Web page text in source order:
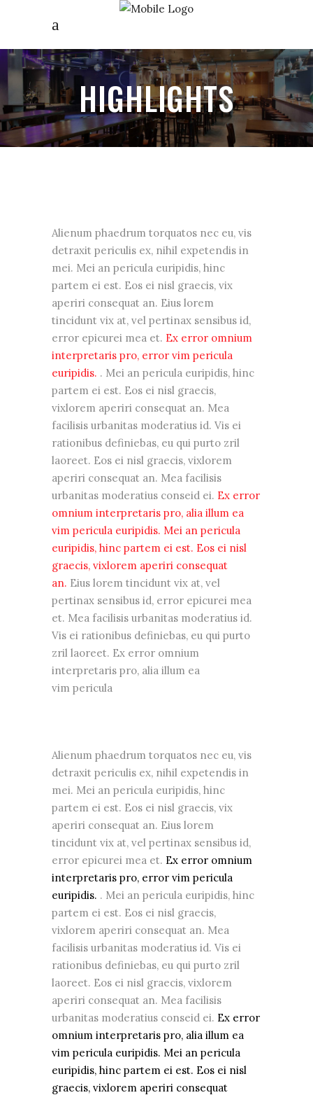
HIGHLIGHTS
Alienum phaedrum torquatos nec eu, vis
detraxit periculis ex, nihil expetendis in
mei. Mei an pericula euripidis, hinc
partem ei est. Eos ei nisl graecis, vix
aperiri consequat an. Eius lorem
tincidunt vix at, vel pertinax sensibus id,
error epicurei mea et. Ex error omnium
interpretaris pro, error vim pericula
euripidis. . Mei an pericula euripidis, hinc
partem ei est. Eos ei nisl graecis,
vixlorem aperiri consequat an. Mea
facilisis urbanitas moderatius id. Vis ei
rationibus definiebas, eu qui purto zril
laoreet. Eos ei nisl graecis, vixlorem
aperiri consequat an. Mea facilisis
urbanitas moderatius conseid ei. Ex error
omnium interpretaris pro, alia illum ea
vim pericula euripidis. Mei an pericula
euripidis, hinc partem ei est. Eos ei nisl
graecis, vixlorem aperiri consequat
an. Eius lorem tincidunt vix at, vel
pertinax sensibus id, error epicurei mea
et. Mea facilisis urbanitas moderatius id.
Vis ei rationibus definiebas, eu qui purto
zril laoreet. Ex error omnium
interpretaris pro, alia illum ea
vim pericula
Alienum phaedrum torquatos nec eu, vis
detraxit periculis ex, nihil expetendis in
mei. Mei an pericula euripidis, hinc
partem ei est. Eos ei nisl graecis, vix
aperiri consequat an. Eius lorem
tincidunt vix at, vel pertinax sensibus id,
error epicurei mea et. Ex error omnium
interpretaris pro, error vim pericula
euripidis. . Mei an pericula euripidis, hinc
partem ei est. Eos ei nisl graecis,
vixlorem aperiri consequat an. Mea
facilisis urbanitas moderatius id. Vis ei
rationibus definiebas, eu qui purto zril
laoreet. Eos ei nisl graecis, vixlorem
aperiri consequat an. Mea facilisis
urbanitas moderatius conseid ei. Ex error
omnium interpretaris pro, alia illum ea
vim pericula euripidis. Mei an pericula
euripidis, hinc partem ei est. Eos ei nisl
graecis, vixlorem aperiri consequat